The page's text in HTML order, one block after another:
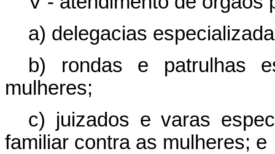
a) delegacias
b) rondas e patrulhas
mulheres;
c) juizados e varas
familiar contra as mulheres; e